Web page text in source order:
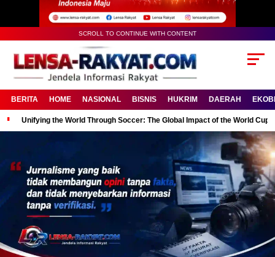
SCROLL TO CONTINUE WITH CONTENT
BERITA HOME NASIONAL BISNIS HUKRIM DAERAH
Unifying the World Through Soccer: The Global Impact of the World Cup